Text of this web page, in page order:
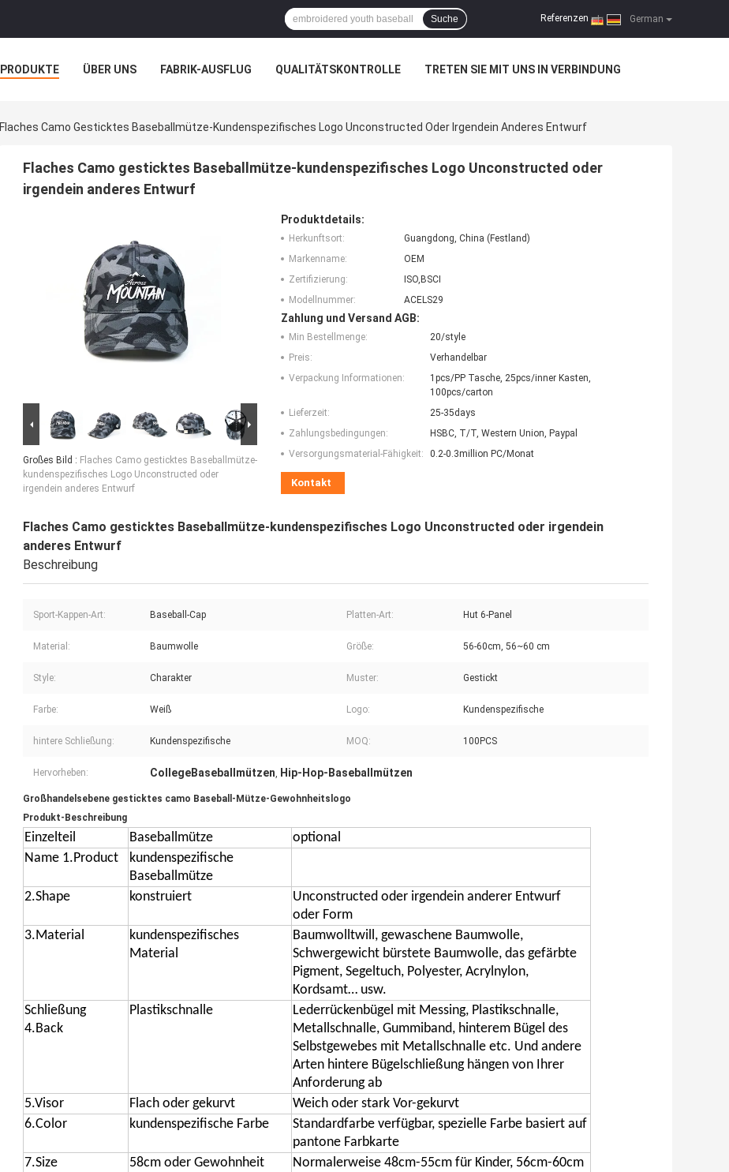
German
Referenzen |
Suche
PRODUKTE ÜBER UNS FABRIK-AUSFLUG QUALITÄTSKONTROLLE TRETEN SIE MIT UNS IN VERBINDUNG
Flaches Camo Gesticktes Baseballmütze-Kundenspezifisches Logo Unconstructed Oder Irgendein Anderes Entwurf
Flaches Camo gesticktes Baseballmütze-kundenspezifisches Logo Unconstructed oder
irgendein anderes Entwurf
Großes Bild : Flaches Camo gesticktes Baseballmütze-
kundenspezifisches Logo Unconstructed oder
irgendein anderes Entwurf
Produktdetails:
Herkunftsort:
Guangdong, China (Festland)
Markenname:
OEM
Zertifizierung:
ISO,BSCI
Modellnummer:
ACELS29
Zahlung und Versand AGB:
Min Bestellmenge:
20/style
Preis:
Verhandelbar
Verpackung Informationen:
1pcs/PP Tasche, 25pcs/inner Kasten,
100pcs/carton
Lieferzeit:
25-35days
Zahlungsbedingungen:
HSBC, T/T, Western Union, Paypal
Versorgungsmaterial-Fähigkeit:
0.2-0.3million PC/Monat
Kontakt
Flaches Camo gesticktes Baseballmütze-kundenspezifisches Logo Unconstructed oder irgendein
anderes Entwurf
Beschreibung
Sport-Kappen-Art: Baseball-Cap Platten-Art: Hut 6-Panel
Material: Baumwolle Größe: 56-60cm, 56~60 cm
Style: Charakter Muster: Gestickt
Farbe: Weiß Logo: Kundenspezifische
hintere Schließung: Kundenspezifische MOQ: 100PCS
Hervorheben: CollegeBaseballmützen, Hip-Hop-Baseballmützen
Großhandelsebene gesticktes camo Baseball-Mütze-Gewohnheitslogo
Produkt-Beschreibung
Einzelteil Baseballmütze
optional
Name 1.Product
kundenspezifische
Baseballmütze
2.Shape
konstruiert
Unconstructed oder irgendein anderer Entwurf
oder Form
3.Material
kundenspezifisches
Material
Baumwolltwill, gewaschene Baumwolle,
Schwergewicht bürstete Baumwolle, das gefärbte
Pigment, Segeltuch, Polyester, Acrylnylon,
Kordsamt… usw.
Schließung
4.Back
Plastikschnalle
Lederrückenbügel mit Messing, Plastikschnalle,
Metallschnalle, Gummiband, hinterem Bügel des
Selbstgewebes mit Metallschnalle etc. Und andere
Arten hintere Bügelschließung hängen von Ihrer
Anforderung ab
5.Visor
Flach oder gekurvt
Weich oder stark Vor-gekurvt
6.Color
kundenspezifische Farbe
Standardfarbe verfügbar, spezielle Farbe basiert auf
pantone Farbkarte
7.Size
58cm oder Gewohnheit
Normalerweise 48cm-55cm für Kinder, 56cm-60cm